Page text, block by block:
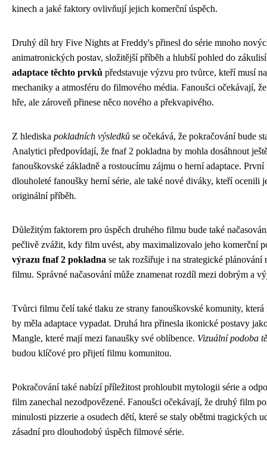
kinech a jaké faktory ovlivňují jejich komerční úspěch.
Druhý díl hry Five Nights at Freddy's přinesl do série mnoho
animatronických postav, složitější příběh a hlubší pohled do
adaptace těchto prvků představuje výzvu pro tvůrce, kteří musí
mechaniky a atmosféru do filmového média. Fanoušci očekávají,
hře, ale zároveň přinese něco nového a překvapivého.
Z hlediska pokladních výsledků se očekává, že pokračování bude
Analytici předpovídají, že fnaf 2 pokladna by mohla dosáhnout
fanouškovské základně a rostoucímu zájmu o herní adaptace.
dlouholeté fanoušky herní série, ale také nové diváky, kteří ocenili
originální příběh.
Důležitým faktorem pro úspěch druhého filmu bude také
pečlivě zvážit, kdy film uvést, aby maximalizovalo jeho komerční
výrazu fnaf 2 pokladna se tak rozšiřuje i na strategické
filmu. Správné načasování může znamenat rozdíl mezi dobrým a
Tvůrci filmu čelí také tlaku ze strany fanouškovské komunity,
by měla adaptace vypadat. Druhá hra přinesla ikonické postavy
Mangle, které mají mezi fanaušky své oblíbence. Vizuální podoba
budou klíčové pro přijetí filmu komunitou.
Pokračování také nabízí příležitost prohloubit mytologii série a
film zanechal nezodpovězené. Fanoušci očekávají, že druhý film
minulosti pizzerie a osudech dětí, které se staly obětmi tragických
zásadní pro dlouhodobý úspěch filmové série.